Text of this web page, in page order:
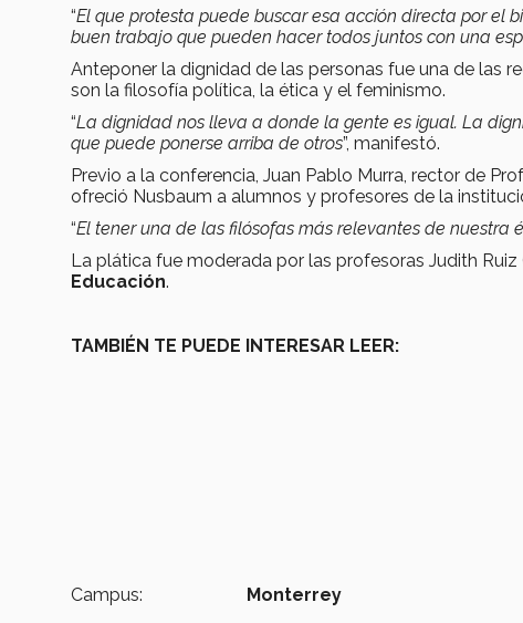
“El que protesta puede buscar esa acción directa por el
buen trabajo que pueden hacer todos juntos con una
Anteponer la dignidad de las personas fue una de las
son la filosofía política, la ética y el feminismo.
“La dignidad nos lleva a donde la gente es igual. La
que puede ponerse arriba de otros”, manifestó.
Previo a la conferencia, Juan Pablo Murra, rector de
ofreció Nusbaum a alumnos y profesores de la
“El tener una de las filósofas más relevantes de
La plática fue moderada por las profesoras Judith
Educación.
TAMBIÉN TE PUEDE INTERESAR LEER:
Campus:
Monterrey